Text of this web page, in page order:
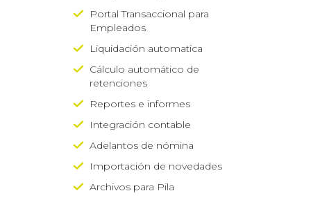
Portal Transaccional para
Empleados
Liquidación automatica
Cálculo automático de
retenciones
Reportes e informes
Integración contable
Adelantos de nómina
Importación de novedades
Archivos para Pila